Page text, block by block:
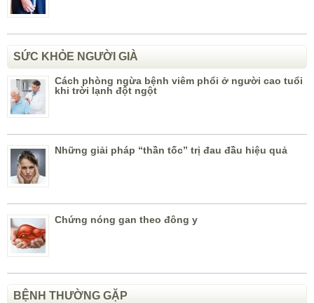
SỨC KHỎE NGƯỜI GIÀ
Cách phòng ngừa bệnh viêm phổi ở người cao tuổi
khi trời lạnh đột ngột
Những giải pháp “thần tốc” trị đau đầu hiệu quả
Chứng nóng gan theo đông y
BỆNH THƯỜNG GẶP